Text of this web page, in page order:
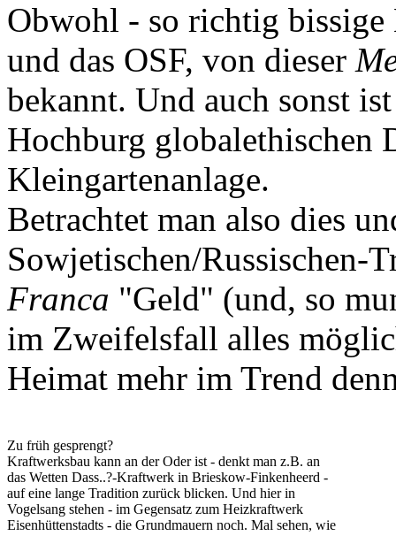
Obwohl - so richtig
und das OSF, von dieser
bekannt. Und auch sonst
Hochburg globalethischen
Kleingartenanlage.
Betrachtet man also dies
Sowjetischen/
Franca "Geld" (und, so
im Zweifelsfall alles
Heimat mehr im Trend
Zu früh gesprengt?
Kraftwerksbau kann an der Oder ist - denkt man z.B. an
das Wetten Dass..?-Kraftwerk in Brieskow-Finkenheerd -
auf eine lange Tradition zurück blicken. Und hier in
Vogelsang stehen - im Gegensatz zum Heizkraftwerk
Eisenhüttenstadts - die Grundmauern noch. Mal sehen, wie